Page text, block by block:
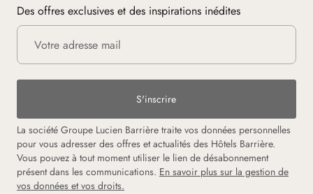
Des offres exclusives et des inspirations inédites
S'inscrire
La société Groupe Lucien Barrière traite vos données personnelles
pour vous adresser des offres et actualités des Hôtels Barrière.
Vous pouvez à tout moment utiliser le lien de désabonnement
présent dans les communications. En savoir plus sur la gestion de
vos données et vos droits.